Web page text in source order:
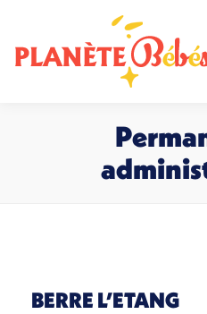
BERRE L’ETANG